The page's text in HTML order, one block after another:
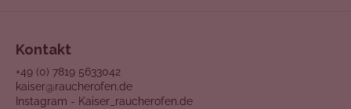
Kontakt
+49 (0) 7819 5633042
kaiser@raucherofen.de
Instagram - Kaiser_raucherofen.de